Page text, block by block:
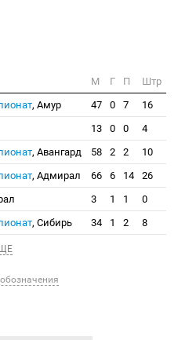
М Г П
Штр
, Амур 47 0 7
16
13 0 0
4
, Авангард 58 2 2
10
, Адмирал 66 6 14
26
3 1 1
0
, Сибирь 34 1 2 8